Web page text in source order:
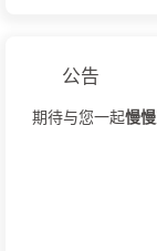
公告
期待与您一起慢